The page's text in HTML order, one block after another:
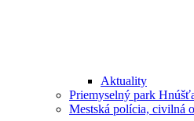
Aktuality
Priemyselný park
Mestská polícia, civilná